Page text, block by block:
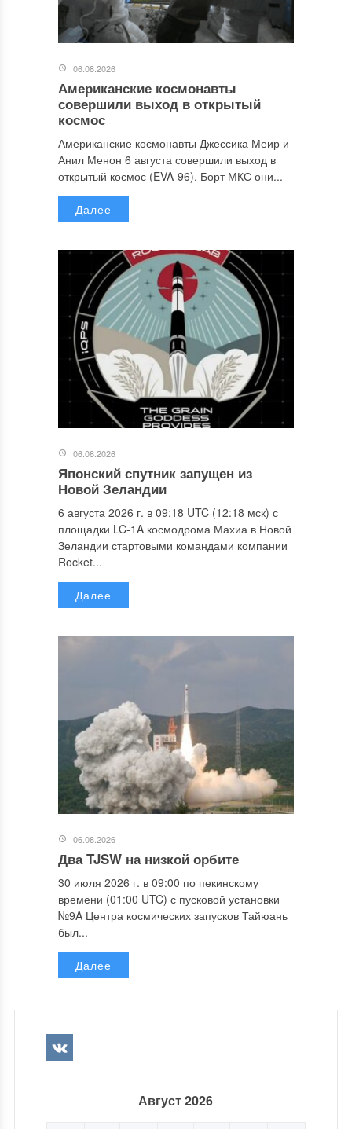
06.08.2026
Американские космонавты
совершили выход в открытый
космос
Американские космонавты Джессика Меир и
Анил Менон 6 августа совершили выход в
открытый космос (EVA-96). Борт МКС они...
Далее
06.08.2026
Японский спутник запущен из
Новой Зеландии
6 августа 2026 г. в 09:18 UTC (12:18 мск) с
площадки LC-1A космодрома Махиа в Новой
Зеландии стартовыми командами компании
Rocket...
Далее
06.08.2026
Два TJSW на низкой орбите
30 июля 2026 г. в 09:00 по пекинскому
времени (01:00 UTC) с пусковой установки
№9A Центра космических запусков Тайюань
был...
Далее
Август 2026